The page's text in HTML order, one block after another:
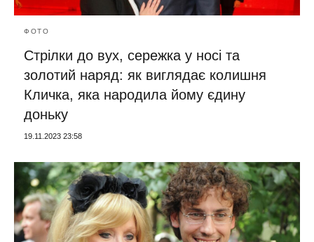
ФОТО
Стрілки до вух, сережка у носі та
золотий наряд: як виглядає колишня
Кличка, яка народила йому єдину
доньку
19.11.2023 23:58